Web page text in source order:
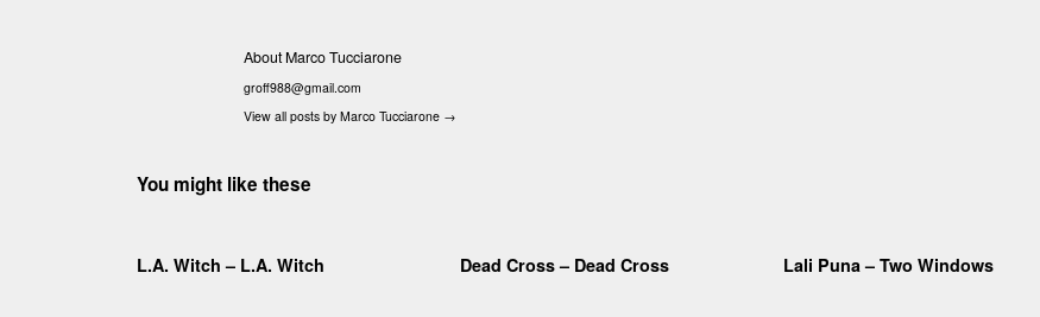
About Marco Tucciarone
groff988@gmail.com
View all posts by Marco Tucciarone →
You might like these
L.A. Witch – L.A. Witch Dead Cross – Dead Cross Lali Puna – Two Windows